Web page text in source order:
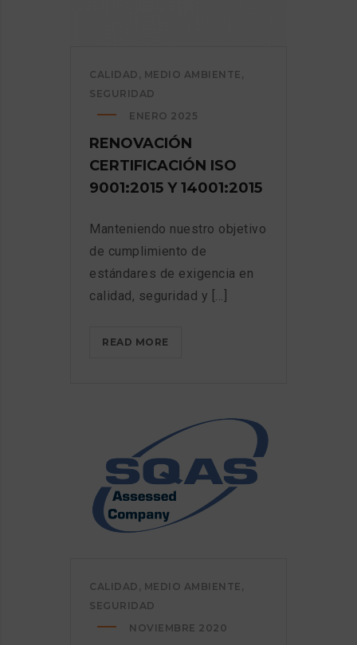
CALIDAD , MEDIO AMBIENTE ,
SEGURIDAD
ENERO 2025
RENOVACIÓN
CERTIFICACIÓN ISO
9001:2015 Y 14001:2015
Manteniendo nuestro objetivo
de cumplimiento de
estándares de exigencia en
calidad, seguridad y [...]
READ MORERENOVACIÓN
14001:2015
CALIDAD , MEDIO AMBIENTE ,
SEGURIDAD
NOVIEMBRE 2020